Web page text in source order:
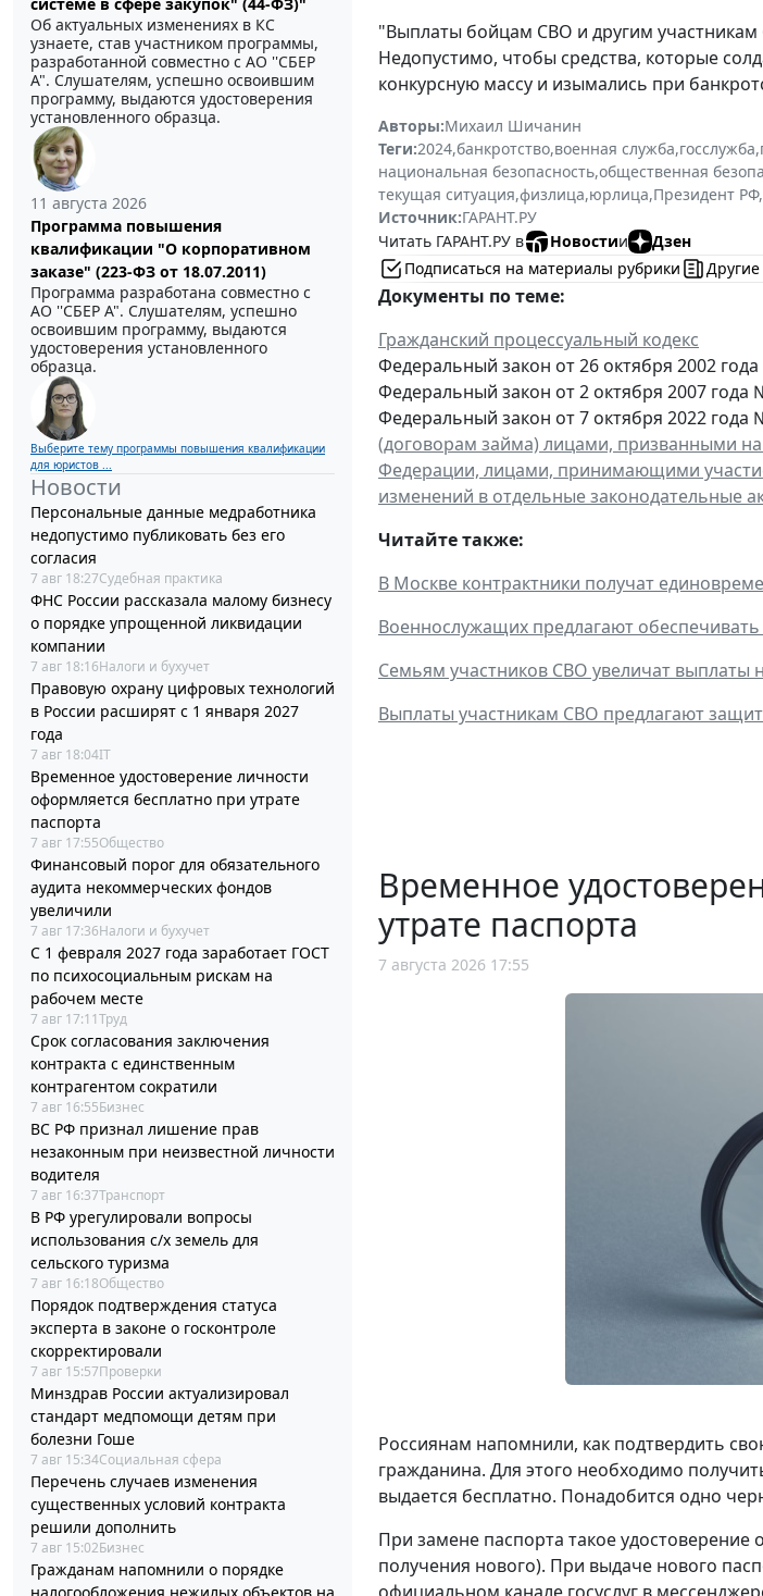
Об актуальных изменениях в КС
узнаете, став участником программы,
разработанной совместно с АО ''СБЕР
А". Слушателям, успешно освоившим
программу, выдаются удостоверения
установленного образца.
11 августа 2026
Программа повышения
квалификации "О корпоративном
заказе" (223-ФЗ от 18.07.2011)
Программа разработана совместно с
АО ''СБЕР А". Слушателям, успешно
освоившим программу, выдаются
удостоверения установленного
образца.
Выберите тему программы повышения квалификации
для юристов ...
Новости
Персональные данные медработника
недопустимо публиковать без его
согласия
7 авг 18:27Судебная практика
ФНС России рассказала малому бизнесу
о порядке упрощенной ликвидации
компании
7 авг 18:16Налоги и бухучет
Правовую охрану цифровых технологий
в России расширят с 1 января 2027
года
7 авг 18:04IT
Временное удостоверение личности
оформляется бесплатно при утрате
паспорта
7 авг 17:55Общество
Финансовый порог для обязательного
аудита некоммерческих фондов
увеличили
7 авг 17:36Налоги и бухучет
С 1 февраля 2027 года заработает ГОСТ
по психосоциальным рискам на
рабочем месте
7 авг 17:11Труд
Срок согласования заключения
контракта с единственным
контрагентом сократили
7 авг 16:55Бизнес
ВС РФ признал лишение прав
незаконным при неизвестной личности
водителя
7 авг 16:37Транспорт
В РФ урегулировали вопросы
использования с/х земель для
сельского туризма
7 авг 16:18Общество
Порядок подтверждения статуса
эксперта в законе о госконтроле
скорректировали
7 авг 15:57Проверки
Минздрав России актуализировал
стандарт медпомощи детям при
болезни Гоше
7 авг 15:34Социальная сфера
Перечень случаев изменения
существенных условий контракта
решили дополнить
7 авг 15:02Бизнес
Гражданам напомнили о порядке
"Выплаты бойцам СВО и другим
Недопустимо, чтобы средства, которые
конкурсную массу и изымались при
Авторы:Михаил Шичанин
Теги:2024,банкротство,военная служба,госслужба,
национальная безопасность,общественная
текущая ситуация,физлица,юрлица,Президент РФ,
Источник:ГАРАНТ.РУ
Читать ГАРАНТ.РУ в
Новостии
Дзен
Подписаться на материалы рубрики
Документы по теме:
Гражданский процессуальный кодекс
Федеральный закон от 26 октября 2002
Федеральный закон от 2 октября 2007 года
Федеральный закон от 7 октября 2022 года
(договорам займа) лицами, призванными
Федерации, лицами, принимающими
изменений в отдельные законодательные
Читайте также:
В Москве контрактники получат
Военнослужащих предлагают
Семьям участников СВО увеличат выплаты
Выплаты участникам СВО предлагают
Временное
утрате паспорта
7 августа 2026 17:55
Россиянам напомнили, как подтвердить
гражданина. Для этого необходимо
выдается бесплатно. Понадобится одно
При замене паспорта такое
получения нового). При выдаче нового
официальном канале госуслуг в